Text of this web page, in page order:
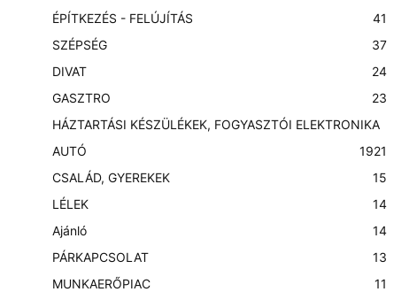
ÉPÍTKEZÉS - FELÚJÍTÁS
41
SZÉPSÉG
37
DIVAT
24
GASZTRO
23
HÁZTARTÁSI KÉSZÜLÉKEK, FOGYASZTÓI ELEKTRONIKA
21
AUTÓ
19
CSALÁD, GYEREKEK
15
LÉLEK
14
Ajánló
14
PÁRKAPCSOLAT
13
MUNKAERŐPIAC
11